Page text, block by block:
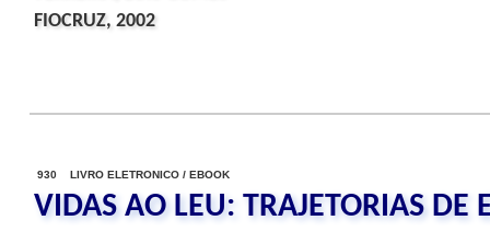
FIOCRUZ, 2002
930 LIVRO ELETRONICO / EBOOK
VIDAS AO LEU: TRAJETORIAS DE